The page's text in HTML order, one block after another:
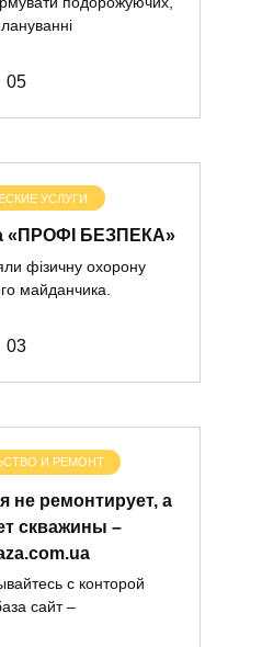
05
УСЛУГИ
«ПРОФІ БЕЗПЕКА»
фізичну охорону
майданчика.
03
И РЕМОНТ
не ремонтирует, а
скважины –
с конторой
сайт –